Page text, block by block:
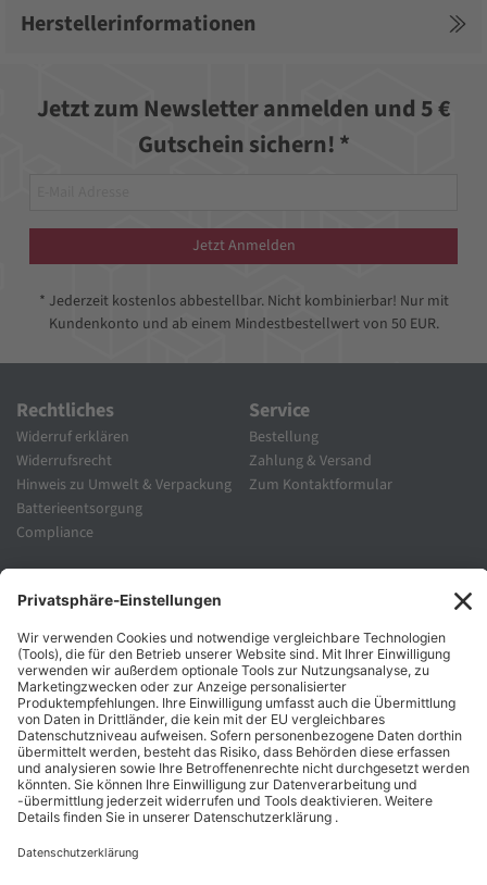
Herstellerinformationen
Jetzt zum Newsletter anmelden und 5 €
Gutschein sichern! *
Jetzt Anmelden
* Jederzeit kostenlos abbestellbar. Nicht kombinierbar! Nur mit
Kundenkonto und ab einem Mindestbestellwert von 50 EUR.
Rechtliches
Widerruf erklären
Widerrufsrecht
Hinweis zu Umwelt & Verpackung
Batterieentsorgung
Compliance
Service
Bestellung
Zahlung & Versand
Zum Kontaktformular
Unternehmen
Karriere
Zahlungsarten
Schnelle Lieferung